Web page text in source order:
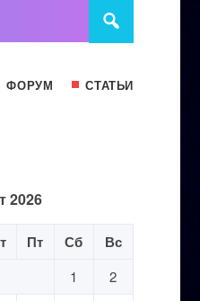
ФОРУМ СТАТЬИ
2026
Пт Сб Вс
1
2